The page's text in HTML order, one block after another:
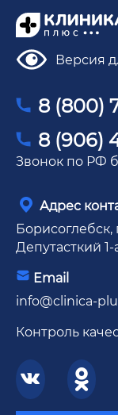
Версия
8 (800)
8 (906)
Звонок по РФ
Адрес
Борисоглебск,
Депутасткий 1-
Email
info@clinica-
Контроль